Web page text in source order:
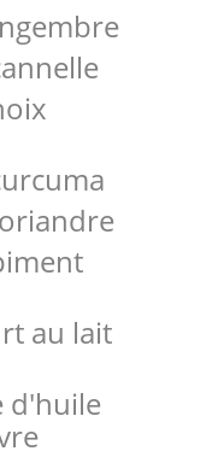
au lait
d'huile